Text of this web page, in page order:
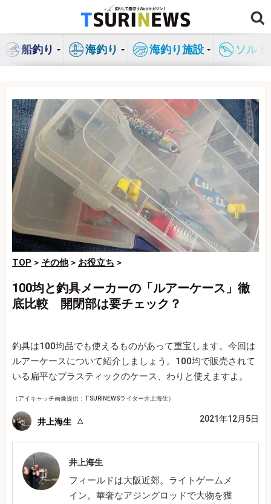
ン
船釣り 海釣り 海釣り施設 ソル
TOP > その他> お役立ち >
100均と釣具メーカーの「ルアーケース」徹
底比較 開閉部は要チェック？
釣具は100均品でも使えるものがあって重宝します。今回は
ルアーケースについて紹介しましょう。100均で販売されて
いる扁平なプラスティックのケース、わりと使えますよ。
（アイキャッチ画像提供：TSURINEWSライター井上海生）
井上海生 2021年12月5日
井上海生
フィールドは大阪近郊。ライトゲームメ
イン。華奢なアジングロッドで大物を獲